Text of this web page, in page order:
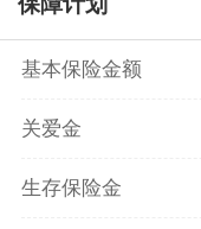
基本保险金额
关爱金
生存保险金